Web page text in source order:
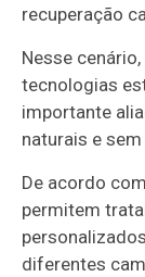
recuperação
Nesse
tecnologias
importante
naturais e
De acordo
permitem
diferentes